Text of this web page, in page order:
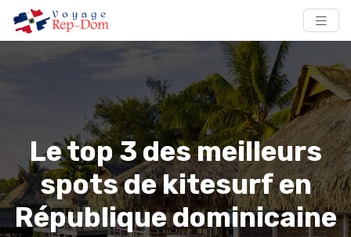
Le top 3 des meilleurs
spots de kitesurf en
République dominicaine